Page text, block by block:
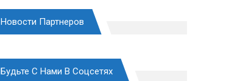
Новости Партнеров
Будьте С Нами В Соцсетях